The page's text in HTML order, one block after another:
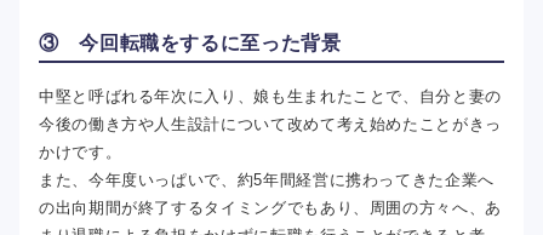
③ 今回転職をするに至った背景
中堅と呼ばれる年次に入り、娘も生まれたことで、自分と妻の
今後の働き方や人生設計について改めて考え始めたことがきっ
かけです。
また、今年度いっぱいで、約5年間経営に携わってきた企業へ
の出向期間が終了するタイミングでもあり、周囲の方々へ、あ